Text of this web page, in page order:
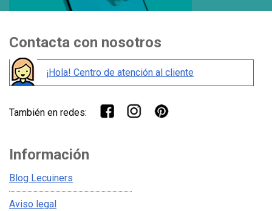
Contacta con nosotros
¡Hola! Centro de atención al cliente
También en redes:
Información
Blog Lecuiners
Aviso legal